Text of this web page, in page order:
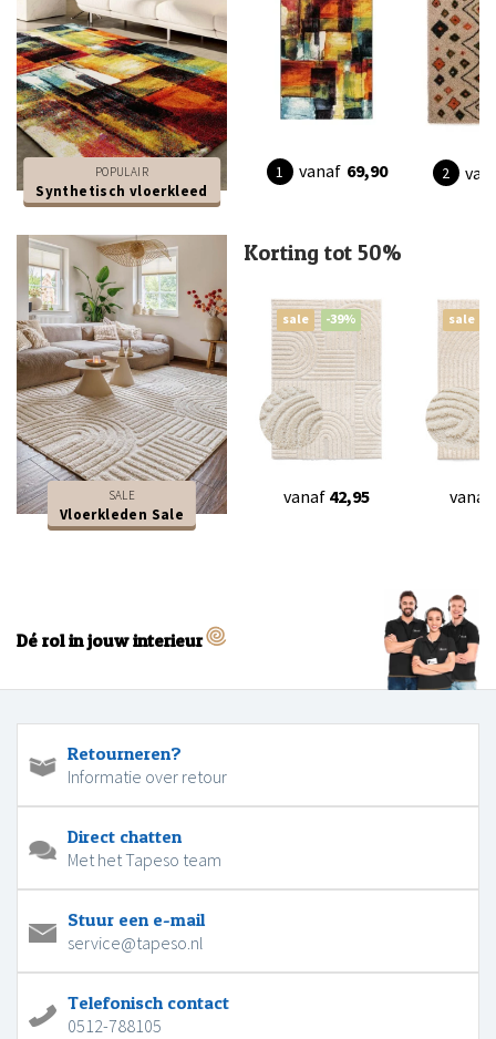
POPULAIR
Synthetisch vloerkleed
vanaf 69,90
SALE
Vloerkleden Sale
Korting tot 50%
sale -39%
vanaf 42,95
sale
vanaf
Dé rol in jouw interieur
Retourneren?
Informatie over retour
Direct chatten
Met het Tapeso team
Stuur een e-mail
service@tapeso.nl
Telefonisch contact
0512-788105